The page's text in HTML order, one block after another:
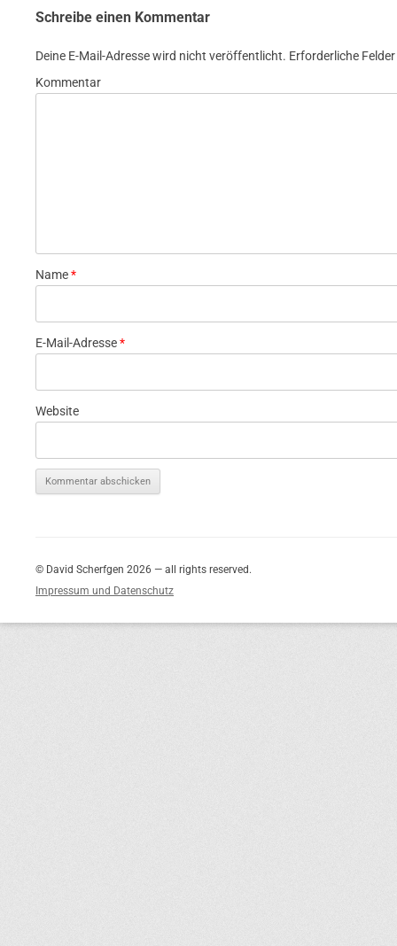
Schreibe einen Kommentar
Deine E-Mail-Adresse wird nicht veröffentlicht. Erforderliche
Kommentar
Name*
E-Mail-Adresse*
Website
© David Scherfgen 2026 — all rights reserved.
Impressum und Datenschutz